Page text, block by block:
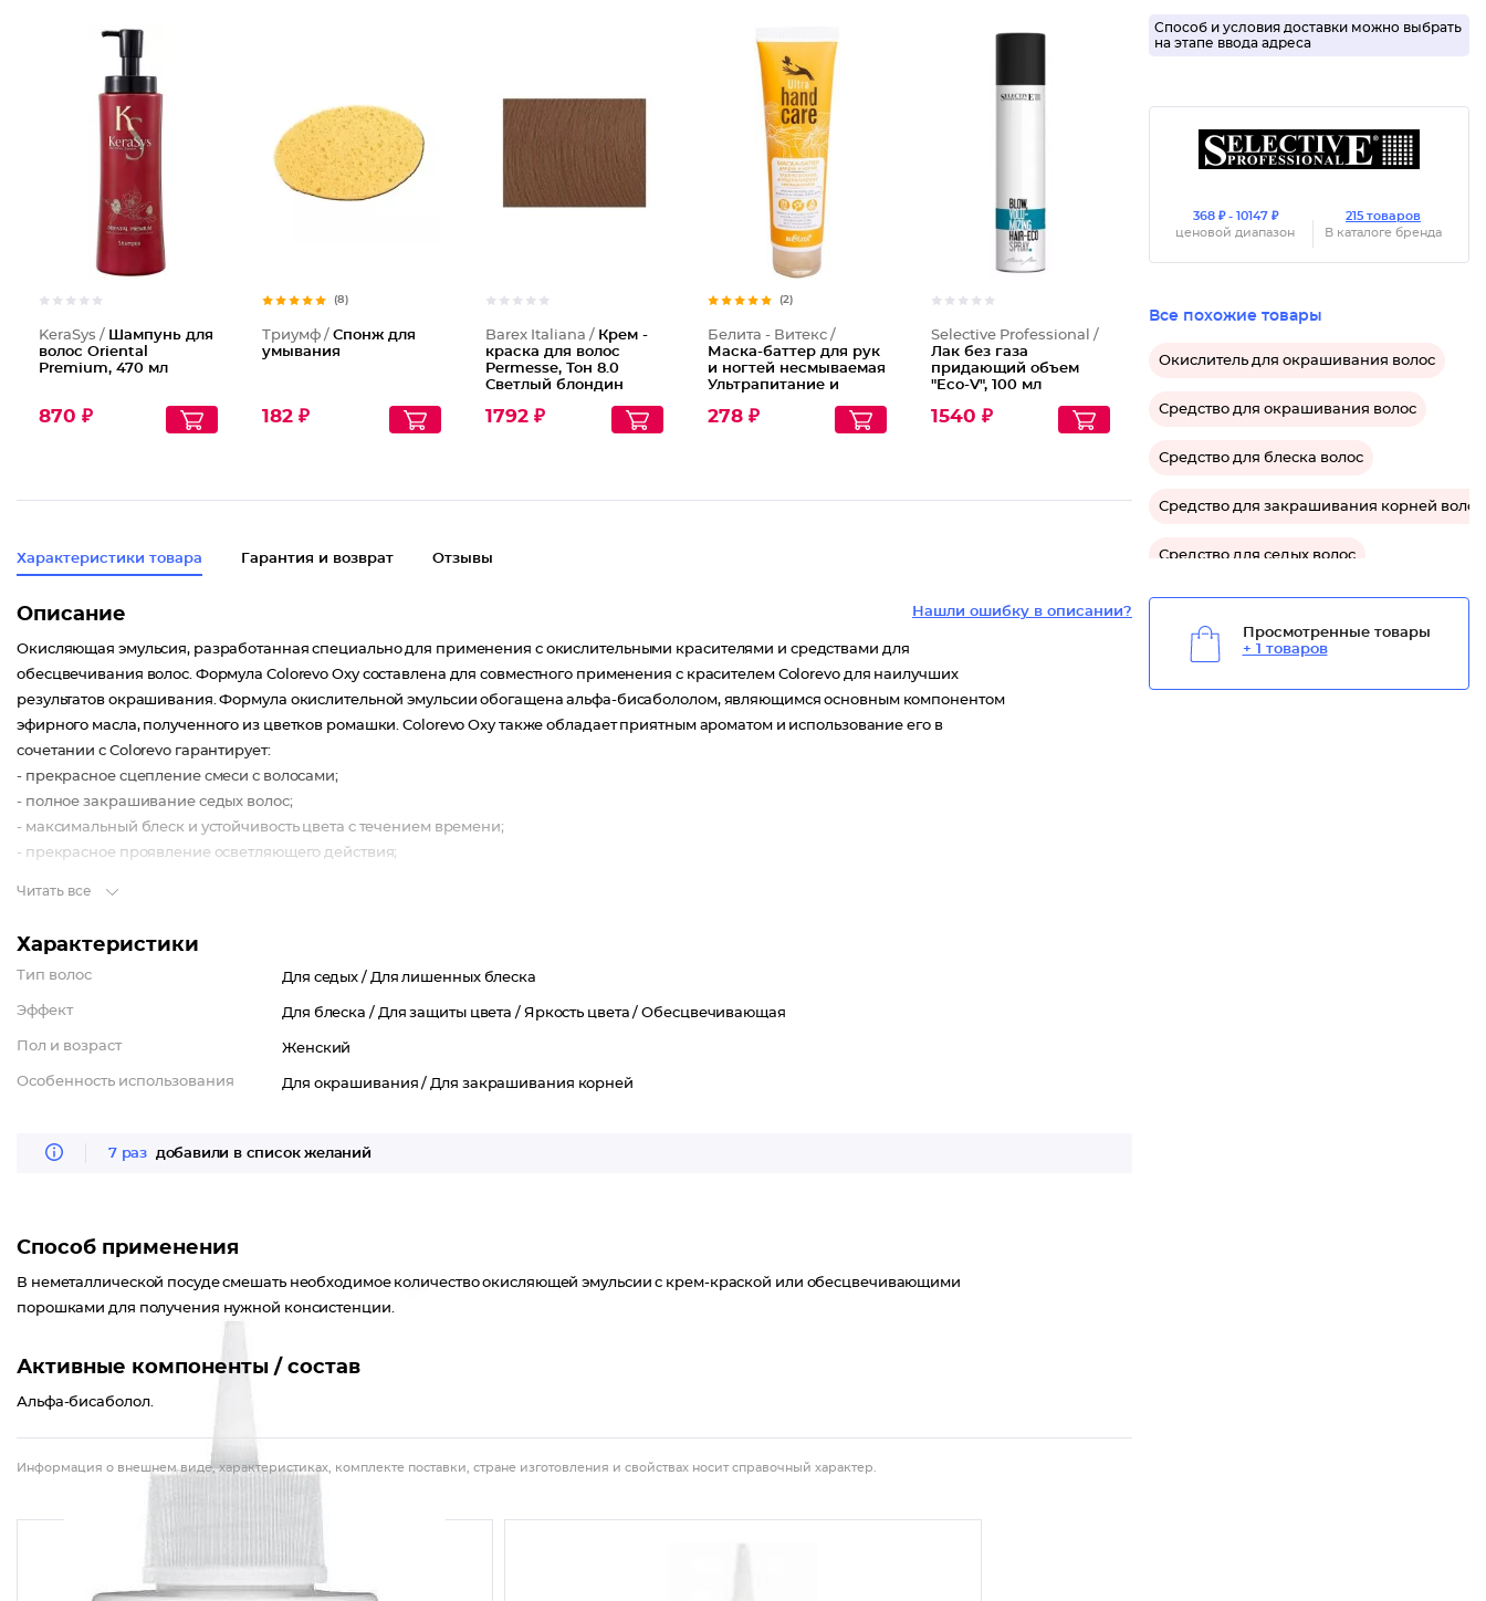
KeraSys / Шампунь для
волос Oriental
Premium, 470 мл
870 ₽
(8)
Триумф / Спонж для
умывания
182 ₽
Barex Italiana / Крем -
краска для волос
Permesse, Тон 8.0
Светлый блондин
1792 ₽
(2)
Белита - Витекс /
Маска-баттер для рук
и ногтей несмываемая
Ультрапитание и
278 ₽
Selective Professional /
Лак без газа
придающий объем
"Eco-V", 100 мл
1540 ₽
Характеристики товара Гарантия и возврат Отзывы
Нашли ошибку в описании?
Описание
Окисляющая эмульсия, разработанная специально для применения с окислительными красителями и средствами для
обесцвечивания волос. Формула Colorevo Oxy составлена для совместного применения с красителем Colorevo для наилучших
результатов окрашивания. Формула окислительной эмульсии обогащена альфа-бисабололом, являющимся основным компонентом
эфирного масла, полученного из цветков ромашки. Colorevo Oxy также обладает приятным ароматом и использование его в
сочетании с Colorevo гарантирует:
- прекрасное сцепление смеси с волосами;
- полное закрашивание седых волос;
- максимальный блеск и устойчивость цвета с течением времени;
- прекрасное проявление осветляющего действия;
Читать все
Характеристики
Тип волос Для седых / Для лишенных блеска
Эффект Для блеска / Для защиты цвета / Яркость цвета /Обесцвечивающая
Пол и возраст Женский
Особенность использования Для окрашивания /Для закрашивания корней
7 раз добавили в список желаний
Способ применения
В неметаллической посуде смешать необходимое количество окисляющей эмульсии с крем-краской или обесцвечивающими
порошками для получения нужной консистенции.
Активные компоненты / состав
Альфа-бисаболол.
Информация о внешнем виде, характеристиках, комплекте поставки, стране изготовления и свойствах носит справочный характер.
Способ и условия доставки можно выбрать
на этапе ввода адреса
368 ₽ - 10147 ₽
ценовой диапазон
215 товаров
В каталоге бренда
Все похожие товары
Окислитель для окрашивания волос
Средство для окрашивания волос
Средство для блеска волос
Средство для закрашивания корней волос
Средство для седых волос
Просмотренные товары
+ 1 товаров